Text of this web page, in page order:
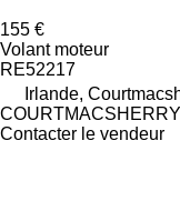
155 €
Volant moteur
RE52217
Irlande,
Contacter le vendeur